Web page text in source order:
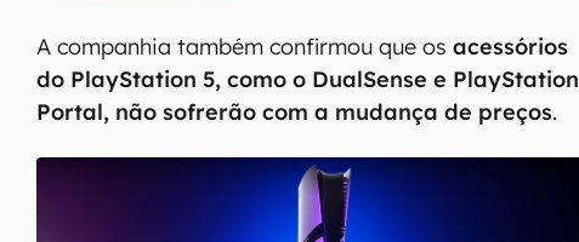
A companhia também confirmou que osacessórios
do PlayStation 5, como o DualSense e PlayStation
Portal, não sofrerão com a mudança de preços.